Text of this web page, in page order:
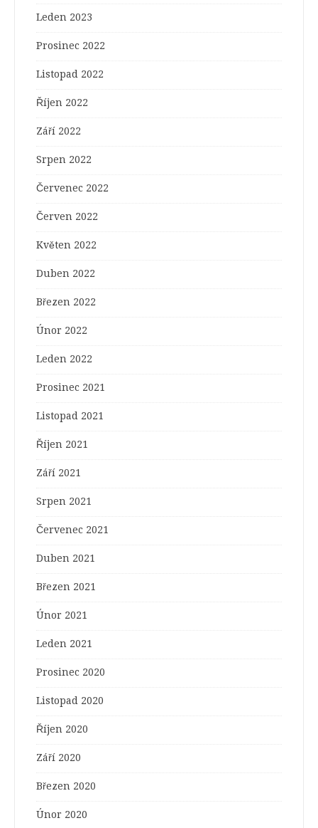
Leden 2023
Prosinec 2022
Listopad 2022
Říjen 2022
Září 2022
Srpen 2022
Červenec 2022
Červen 2022
Květen 2022
Duben 2022
Březen 2022
Únor 2022
Leden 2022
Prosinec 2021
Listopad 2021
Říjen 2021
Září 2021
Srpen 2021
Červenec 2021
Duben 2021
Březen 2021
Únor 2021
Leden 2021
Prosinec 2020
Listopad 2020
Říjen 2020
Září 2020
Březen 2020
Únor 2020